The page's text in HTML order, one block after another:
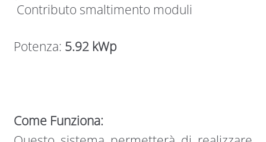
Contributo smaltimento moduli
Potenza: 5.92 kWp
Come Funziona: